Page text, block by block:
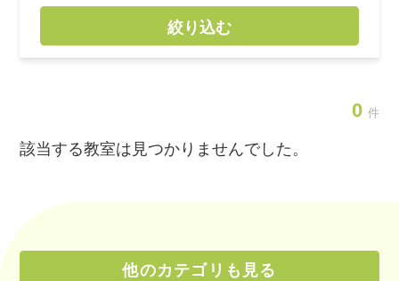
絞り込む
0 件
該当する教室は見つかりませんでした。
他のカテゴリも見る